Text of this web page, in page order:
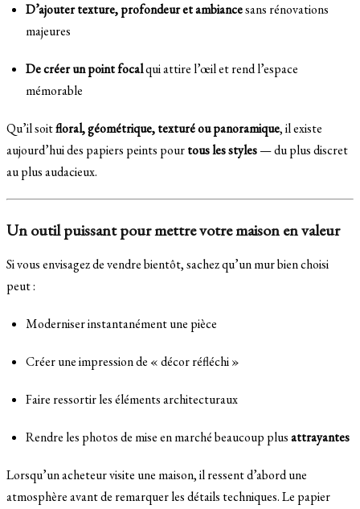
D’ajouter texture, profondeur et ambiancesans rénovations
majeures
De créer un point focalqui attire l’œil et rend l’espace
mémorable
Qu’il soitfloral, géométrique, texturé ou panoramique, il existe
aujourd’hui des papiers peints pourtous les styles— du plus discret
au plus audacieux.
Un outil puissant pour mettre votre maison en valeur
Si vous envisagez de vendre bientôt, sachez qu’un mur bien choisi
peut :
Moderniser instantanément une pièce
Créer une impression de « décor réfléchi »
Faire ressortir les éléments architecturaux
Rendre les photos de mise en marché beaucoup plusattrayantes
Lorsqu’un acheteur visite une maison, il ressent d’abord une
atmosphère avant de remarquer les détails techniques. Le papier